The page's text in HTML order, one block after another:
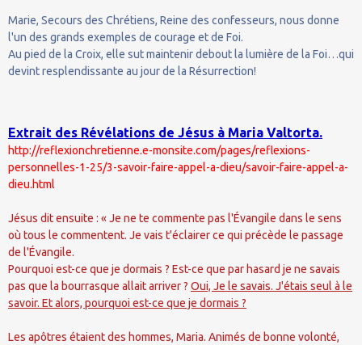
Marie, Secours des Chrétiens, Reine des confesseurs, nous donne
l'un des grands exemples de courage et de Foi.
Au pied de la Croix, elle sut maintenir debout la lumière de la Foi…qui
devint resplendissante au jour de la Résurrection!
Extrait des Révélations de Jésus à Maria Valtorta.
http://reflexionchretienne.e-monsite.com/pages/reflexions-
personnelles-1-25/3-savoir-faire-appel-a-dieu/savoir-faire-appel-a-
dieu.html
Jésus dit ensuite : « Je ne te commente pas l'Évangile dans le sens
où tous le commentent. Je vais t'éclairer ce qui précède le passage
de l'Évangile.
Pourquoi est-ce que je dormais ? Est-ce que par hasard je ne savais
pas que la bourrasque allait arriver ? Oui, Je le savais. J'étais seul à le
savoir. Et alors, pourquoi est-ce que je dormais ?
Les apôtres étaient des hommes, Maria. Animés de bonne volonté,